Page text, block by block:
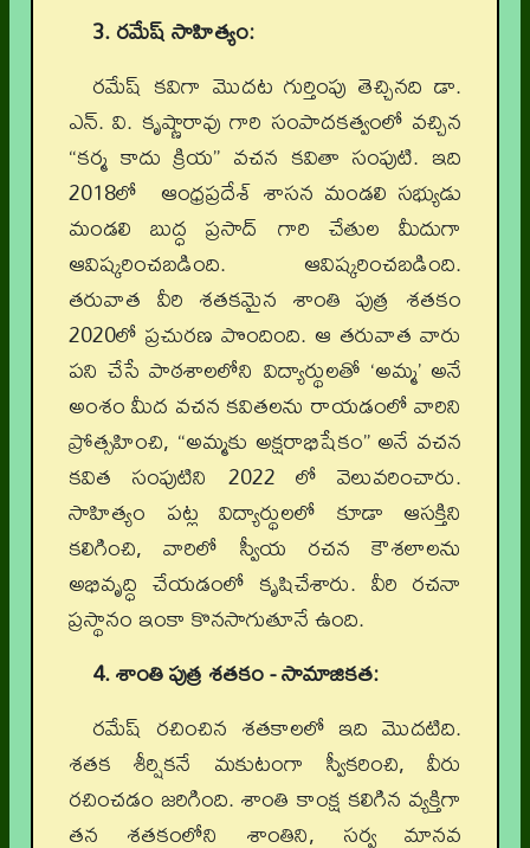
3. రమేష్ సాహిత్యం:
రమేష్ కవిగా మొదట గుర్తింపు తెచ్చినది డా.
ఎన్. వి. కృష్ణారావు గారి సంపాదకత్వంలో వచ్చిన
“కర్మ కాదు క్రియ” వచన కవితా సంపుటి. ఇది
2018లో ఆంధ్రప్రదేశ్ శాసన మండలి సభ్యుడు
మండలి బుద్ధ ప్రసాద్ గారి చేతుల మీదుగా
ఆవిష్కరించబడింది. ఆవిష్కరించబడింది.
తరువాత వీరి శతకమైన శాంతి పుత్ర శతకం
2020లో ప్రచురణ పొందింది. ఆ తరువాత వారు
పని చేసే పాఠశాలలోని విద్యార్థులతో ‘అమ్మ’ అనే
అంశం మీద వచన కవితలను రాయడంలో వారిని
ప్రోత్సహించి, “అమ్మకు అక్షరాభిషేకం” అనే వచన
కవిత సంపుటిని 2022 లో వెలువరించారు.
సాహిత్యం పట్ల విద్యార్థులలో కూడా ఆసక్తిని
కలిగించి, వారిలో స్వీయ రచన కౌశలాలను
అభివృద్ధి చేయడంలో కృషిచేశారు. వీరి రచనా
ప్రస్థానం ఇంకా కొనసాగుతూనే ఉంది.
4. శాంతి పుత్ర శతకం - సామాజికత:
రమేష్ రచించిన శతకాలలో ఇది మొదటిది.
శతక శీర్షికనే మకుటంగా స్వీకరించి, వీరు
రచించడం జరిగింది. శాంతి కాంక్ష కలిగిన వ్యక్తిగా
తన శతకంలోని శాంతిని, సర్వ మానవ